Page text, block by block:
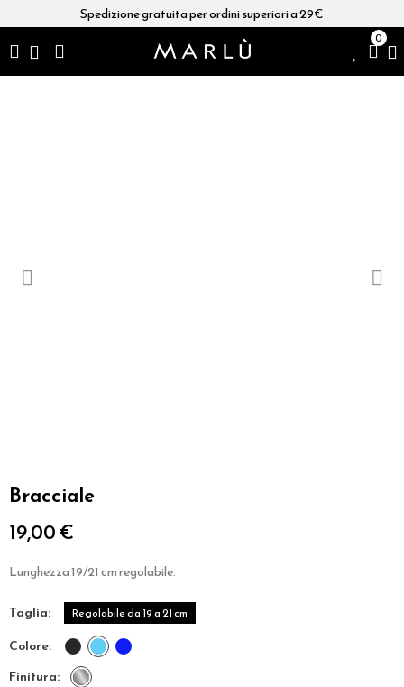
Spedizione gratuita per ordini superiori a 29€
0
Bracciale
19,00 €
Lunghezza 19/21 cm regolabile.
taglia Regolabile da 19 a 21 cm
colore
finitura